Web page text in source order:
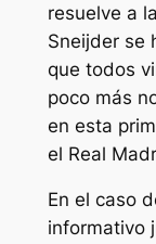
resuelve a
Sneijder se
que todos
poco más
en esta
el Real
En el caso
informativo